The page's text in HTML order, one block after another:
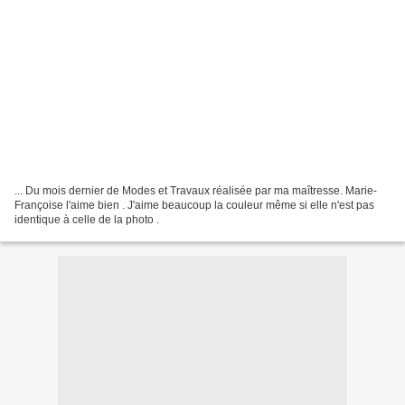
... Du mois dernier de Modes et Travaux réalisée par ma maîtresse. Marie-
Françoise l'aime bien . J'aime beaucoup la couleur même si elle n'est pas
identique à celle de la photo .